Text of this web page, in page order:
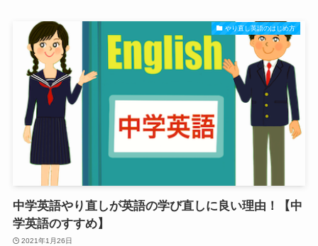
やり直し英語のはじめ方
中学英語やり直しが英語の学び直しに良い理由！【中
学英語のすすめ】
2021年1月26日